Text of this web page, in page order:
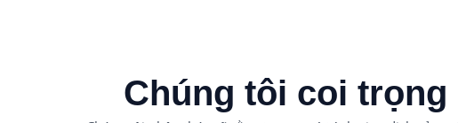
Chúng tôi coi